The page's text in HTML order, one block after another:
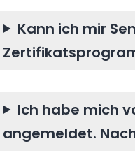
Kann ich mir
Ich habe mich
angemeldet.